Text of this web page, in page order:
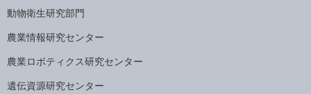
動物衛生研究部門
農業情報研究センター
農業ロボティクス研究センター
遺伝資源研究センター